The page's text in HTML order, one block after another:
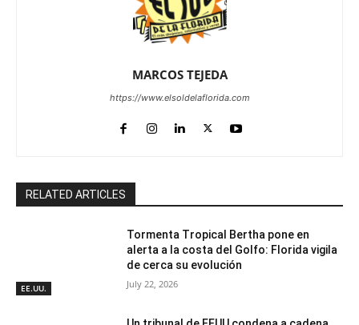
MARCOS TEJEDA
https://www.elsoldelaflorida.com
RELATED ARTICLES
EE.UU.
Tormenta Tropical Bertha pone en
alerta a la costa del Golfo: Florida vigila
de cerca su evolución
July 22, 2026